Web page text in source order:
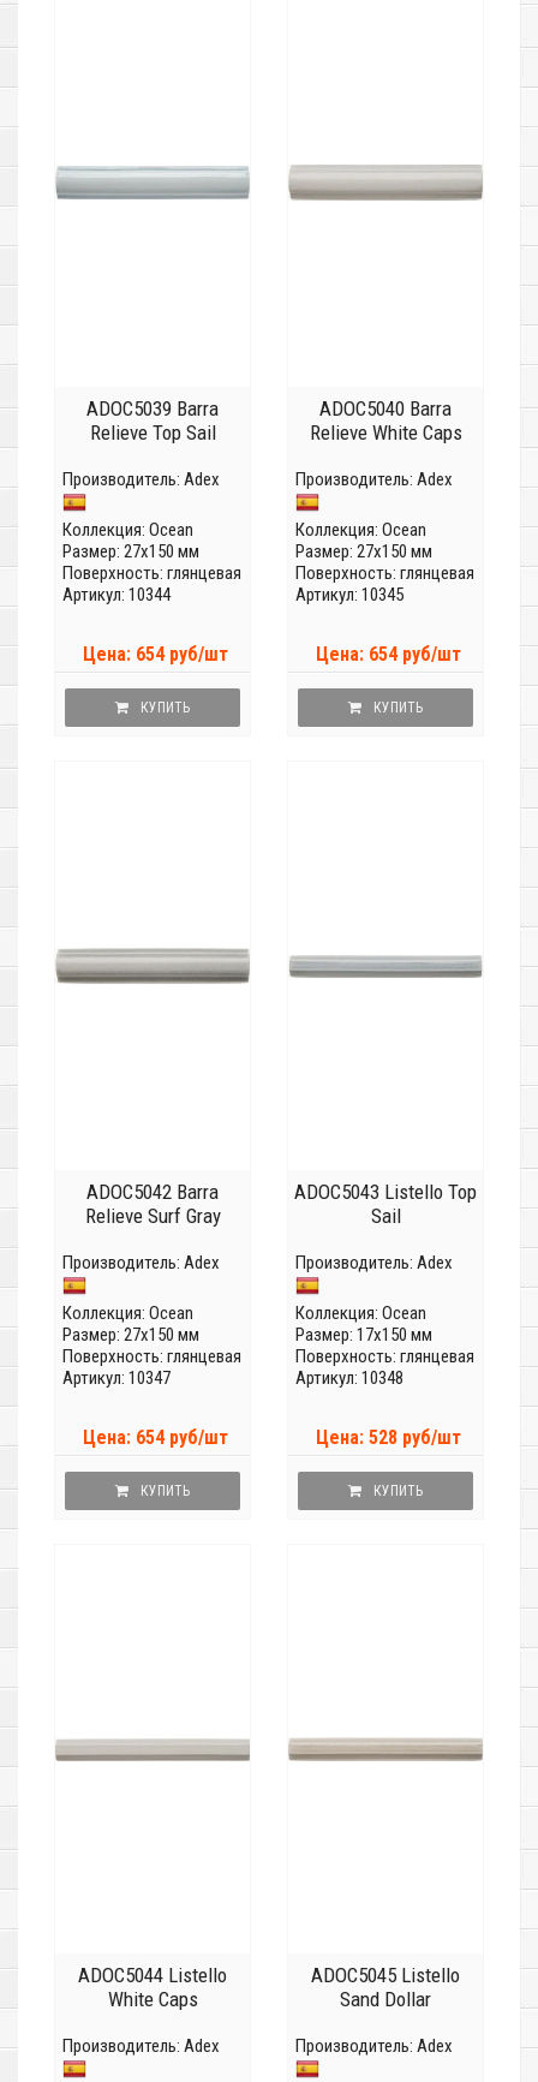
ADOC5039 Barra
Relieve Top Sail
Производитель: Adex
Коллекция: Ocean
Размер: 27x150 мм
Поверхность: глянцевая
Артикул: 10344
Цена: 654 руб/шт
КУПИТЬ
ADOC5040 Barra
Relieve White Caps
Производитель: Adex
Коллекция: Ocean
Размер: 27x150 мм
Поверхность: глянцевая
Артикул: 10345
Цена: 654 руб/шт
КУПИТЬ
ADOC5042 Barra
Relieve Surf Gray
Производитель: Adex
Коллекция: Ocean
Размер: 27x150 мм
Поверхность: глянцевая
Артикул: 10347
Цена: 654 руб/шт
КУПИТЬ
ADOC5043 Listello Top
Sail
Производитель: Adex
Коллекция: Ocean
Размер: 17x150 мм
Поверхность: глянцевая
Артикул: 10348
Цена: 528 руб/шт
КУПИТЬ
ADOC5044 Listello
White Caps
Производитель: Adex
ADOC5045 Listello
Sand Dollar
Производитель: Adex